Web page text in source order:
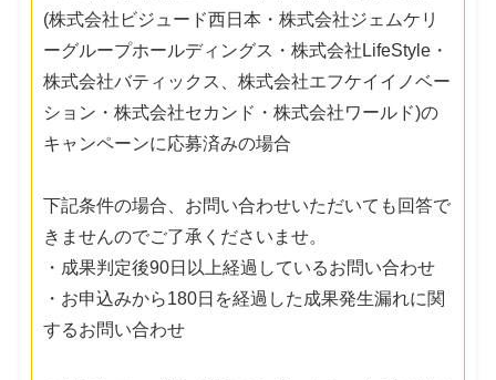
(株式会社ビジュード西日本・株式会社ジェムケリ
ーグループホールディングス・株式会社LifeStyle・
株式会社バティックス、株式会社エフケイイノベー
ション・株式会社セカンド・株式会社ワールド)の
キャンペーンに応募済みの場合
下記条件の場合、お問い合わせいただいても回答で
きませんのでご了承くださいませ。
・成果判定後90日以上経過しているお問い合わせ
・お申込みから180日を経過した成果発生漏れに関
するお問い合わせ